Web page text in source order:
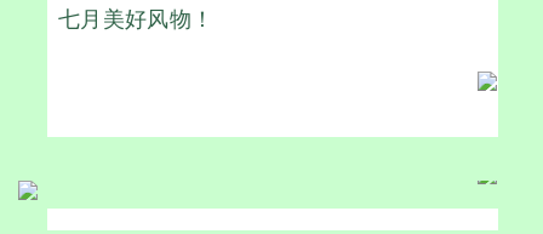
七月美好风物！